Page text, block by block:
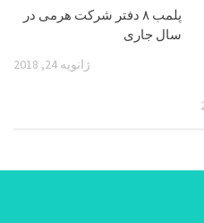
پلمب ۸ دفتر شرکت هرمی در
سال جاری
ژانویه 24, 2018